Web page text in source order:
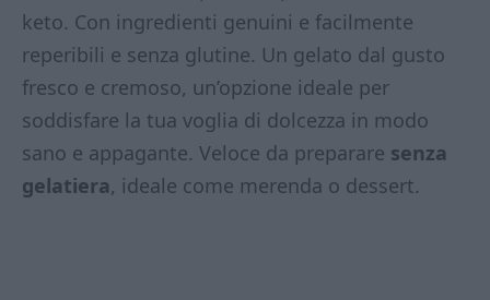
keto. Con ingredienti genuini e facilmente
reperibili e senza glutine. Un gelato dal gusto
fresco e cremoso, un’opzione ideale per
soddisfare la tua voglia di dolcezza in modo
sano e appagante. Veloce da preparare senza
gelatiera, ideale come merenda o dessert.